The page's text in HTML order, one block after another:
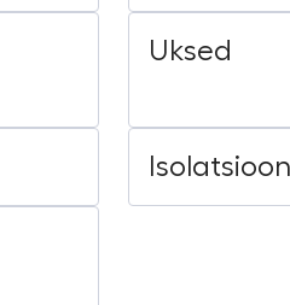
Uksed
Isolatsioon